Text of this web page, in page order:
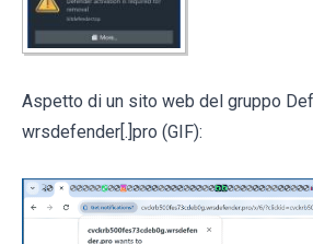
Aspetto di un sito web del gruppo
wrsdefender[.]pro (GIF):